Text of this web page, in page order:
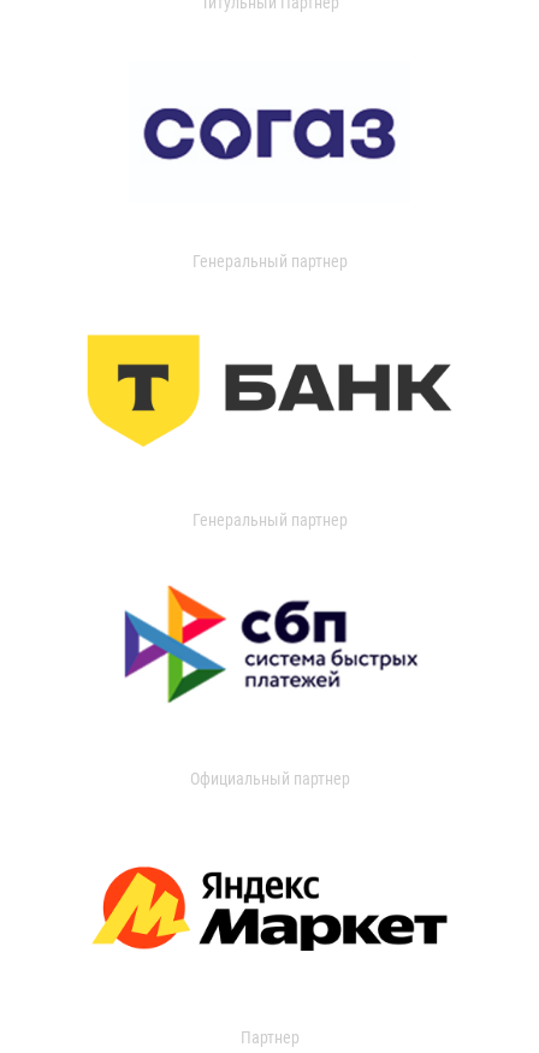
Генеральный партнер
Генеральный партнер
Официальный партнер
Партнер